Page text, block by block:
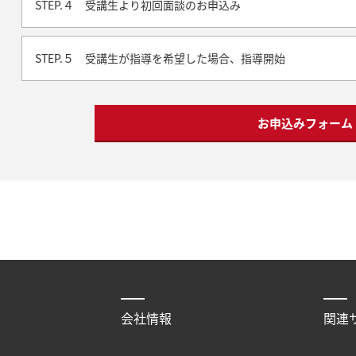
STEP.４ 受講生より初回面談のお申込み
STEP.５ 受講生が指導を希望した場合、指導開始
お申込みフォーム
会社情報 関連